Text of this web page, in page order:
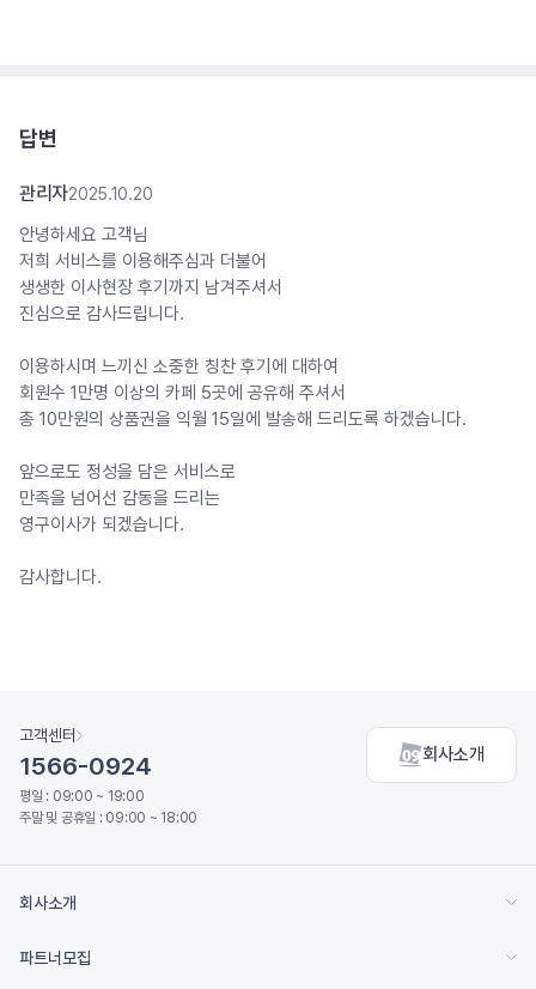
답변
관리자2025.10.20
안녕하세요 고객님
저희 서비스를 이용해주심과 더불어
생생한 이사현장 후기까지 남겨주셔서
진심으로 감사드립니다.
이용하시며 느끼신 소중한 칭찬 후기에 대하여
회원수 1만명 이상의 카페 5곳에 공유해 주셔서
총 10만원의 상품권을 익월 15일에 발송해 드리도록 하겠습니다.
앞으로도 정성을 담은 서비스로
만족을 넘어선 감동을 드리는
영구이사가 되겠습니다.
감사합니다.
고객센터
1566-0924
평일 : 09:00 ~ 19:00
주말 및 공휴일 : 09:00 ~ 18:00
회사소개
회사소개
파트너모집